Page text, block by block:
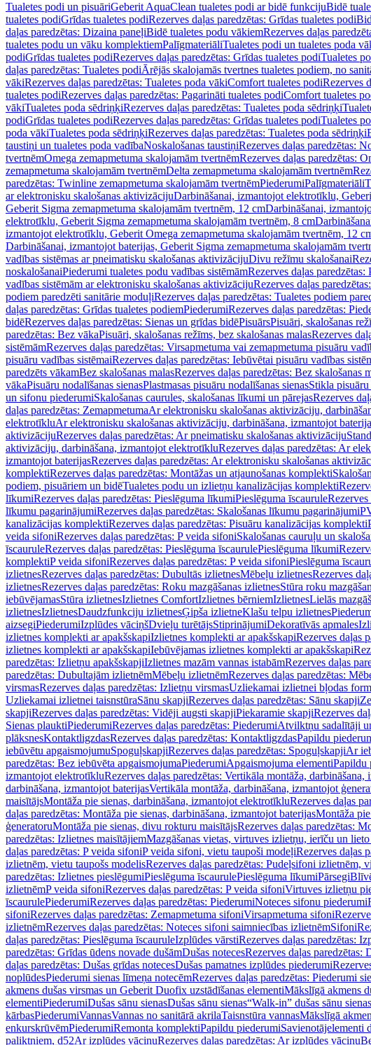
Tualetes podi un pisuāriGeberit AquaClean tualetes podi ar bidē funkcijuBidē
tualetes podiGrīdas tualetes podiRezerves daļas paredzētas: Grīdas tualetes podi
daļas paredzētas: Dizaina paneļiBidē tualetes podu vākiemRezerves daļas
tualetes podu un vāku komplektiemPalīgmateriāliTualetes podi un tualetes poda
podiGrīdas tualetes podiRezerves daļas paredzētas: Grīdas tualetes podiTualetes
daļas paredzētas: Tualetes podiĀrējās skalojamās tvertnes tualetes podiem, no
vākiRezerves daļas paredzētas: Tualetes poda vākiComfort tualetes podiRezerves
tualetes podiRezerves daļas paredzētas: Pagarināti tualetes podiComfort tualetes
vākiTualetes poda sēdriņķiRezerves daļas paredzētas: Tualetes poda sēdriņķi
podiGrīdas tualetes podiRezerves daļas paredzētas: Grīdas tualetes podiTualetes
poda vākiTualetes poda sēdriņķiRezerves daļas paredzētas: Tualetes poda sēdriņķi
taustiņi un tualetes poda vadībaNoskalošanas taustiņiRezerves daļas paredzētas:
tvertnēmOmega zemapmetuma skalojamām tvertnēmRezerves daļas paredzētas:
zemapmetuma skalojamām tvertnēmDelta zemapmetuma skalojamām tvertnēm
paredzētas: Twinline zemapmetuma skalojamām tvertnēmPiederumiPalīgmateriāli
ar elektronisku skalošanas aktivizācijuDarbināšanai, izmantojot elektrotīklu,
Geberit Sigma zemapmetuma skalojamām tvertnēm, 12 cmDarbināšanai,
elektrotīklu, Geberit Sigma zemapmetuma skalojamām tvertnēm, 8 cm
izmantojot elektrotīklu, Geberit Omega zemapmetuma skalojamām tvertnēm, 12
Darbināšanai, izmantojot baterijas, Geberit Sigma zemapmetuma skalojamām
vadības sistēmas ar pneimatisku skalošanas aktivizācijuDivu režīmu skalošanai
noskalošanaiPiederumi tualetes podu vadības sistēmāmRezerves daļas
vadības sistēmām ar elektronisku skalošanas aktivizācijuRezerves daļas
podiem paredzēti sanitārie moduļiRezerves daļas paredzētas: Tualetes podiem
daļas paredzētas: Grīdas tualetes podiemPiederumiRezerves daļas paredzētas:
bidēRezerves daļas paredzētas: Sienas un grīdas bidēPisuārsPisuāri, skalošanas
paredzētas: Bez vākaPisuāri, skalošanas režīms, bez skalošanas malasRezerves
sistēmāmRezerves daļas paredzētas: Virsapmetuma vai zemapmetuma pisuāru
pisuāru vadības sistēmaiRezerves daļas paredzētas: Iebūvētai pisuāru vadības
paredzēts vākamBez skalošanas malasRezerves daļas paredzētas: Bez skalošanas
vākaPisuāru nodalīšanas sienasPlastmasas pisuāru nodalīšanas sienasStikla pisuāru
un sifonu piederumiSkalošanas caurules, skalošanas līkumi un pārejasRezerves
daļas paredzētas: ZemapmetumaAr elektronisku skalošanas aktivizāciju,
elektrotīkluAr elektronisku skalošanas aktivizāciju, darbināšana, izmantojot
aktivizācijuRezerves daļas paredzētas: Ar pneimatisku skalošanas aktivizāciju
aktivizāciju, darbināšana, izmantojot elektrotīkluRezerves daļas paredzētas: Ar
izmantojot baterijasRezerves daļas paredzētas: Ar elektronisku skalošanas
komplektiRezerves daļas paredzētas: Montāžas un atjaunošanas komplekti
podiem, pisuāriem un bidēTualetes podu un izlietņu kanalizācijas komplekti
līkumiRezerves daļas paredzētas: Pieslēguma līkumiPieslēguma īscauruleRezerves
līkumu pagarinājumiRezerves daļas paredzētas: Skalošanas līkumu pagarinājumi
kanalizācijas komplektiRezerves daļas paredzētas: Pisuāru kanalizācijas komplekti
veida sifoniRezerves daļas paredzētas: P veida sifoniSkalošanas cauruļu un
īscauruleRezerves daļas paredzētas: Pieslēguma īscaurulePieslēguma līkumi
komplektiP veida sifoniRezerves daļas paredzētas: P veida sifoniPieslēguma
izlietnesRezerves daļas paredzētas: Dubultās izlietnesMēbeļu izlietnesRezerves
izlietnesRezerves daļas paredzētas: Roku mazgāšanas izlietnesStūra roku
iebūvējamasStūra izlietnesIzlietnes ComfortIzlietnes bērniemIzlietnesLielās
izlietnesIzlietnesDaudzfunkciju izlietnesĢipša izlietneKlašu telpu izlietnes
aizsegiPiederumiIzplūdes vāciņšDvieļu turētājsStiprinājumiDekoratīvās apmales
izlietnes komplekti ar apakšskapiIzlietnes komplekti ar apakšskapiRezerves daļas
izlietnes komplekti ar apakšskapiIebūvējamas izlietnes komplekti ar apakšskapi
paredzētas: Izlietņu apakšskapjiIzlietnes mazām vannas istabāmRezerves daļas
paredzētas: Dubultajām izlietnēmMēbeļu izlietnēmRezerves daļas paredzētas:
virsmasRezerves daļas paredzētas: Izlietņu virsmasUzliekamai izlietnei bļodas
Uzliekamai izlietnei taisnstūraSānu skapjiRezerves daļas paredzētas: Sānu skapji
skapjiRezerves daļas paredzētas: Vidēji augsti skapjiPiekaramie skapjiRezerves
Sienas plauktiPiederumiRezerves daļas paredzētas: PiederumiAtvilktņu sadalītāji
plāksnesKontaktligzdasRezerves daļas paredzētas: KontaktligzdasPapildu
iebūvētu apgaismojumuSpoguļskapjiRezerves daļas paredzētas: SpoguļskapjiAr
paredzētas: Bez iebūvēta apgaismojumaPiederumiApgaismojuma elementiPapildu
izmantojot elektrotīkluRezerves daļas paredzētas: Vertikāla montāža,
darbināšana, izmantojot baterijasVertikāla montāža, darbināšana, izmantojot
maisītājsMontāža pie sienas, darbināšana, izmantojot elektrotīkluRezerves daļas
daļas paredzētas: Montāža pie sienas, darbināšana, izmantojot baterijasMontāža
ģeneratoruMontāža pie sienas, divu rokturu maisītājsRezerves daļas paredzētas:
paredzētas: Izlietnes maisītājiemMazgāšanas vietas, virtuves izlietņu, ierīču un
daļas paredzētas: P veida sifoniP veida sifoni, vietu taupoši modeļiRezerves daļas
izlietnēm, vietu taupošs modelisRezerves daļas paredzētas: Pudeļsifoni izlietnēm,
paredzētas: Izlietnes pieslēgumiPieslēguma īscaurulePieslēguma līkumiPārsegi
izlietnēmP veida sifoniRezerves daļas paredzētas: P veida sifoniVirtuves izlietņu
īscaurulePiederumiRezerves daļas paredzētas: PiederumiNoteces sifonu piederumi
sifoniRezerves daļas paredzētas: Zemapmetuma sifoniVirsapmetuma sifoni
izlietnēmRezerves daļas paredzētas: Noteces sifoni saimniecības izlietnēmSifoni
daļas paredzētas: Pieslēguma īscauruleIzplūdes vārstiRezerves daļas paredzētas:
paredzētas: Grīdas ūdens novade dušāmDušas notecesRezerves daļas paredzētas:
daļas paredzētas: Dušas grīdas notecesDušas pamatnes izplūdes piederumi
noplūdesPiederumi sienas līmeņa notecēmRezerves daļas paredzētas: Piederumi
akmens dušas virsmas un Geberit Duofix uzstādīšanas elementiMākslīgā akmens
elementiPiederumiDušas sānu sienasDušas sānu sienas“Walk-in” dušas sānu sienas
kārbasPiederumiVannasVannas no sanitārā akrilaTaisnstūra vannasMākslīgā
enkurskrūvēmPiederumiRemonta komplektiPapildu piederumiSavienotājelementi
paliktņiem, d52Ar izplūdes vāciņuRezerves daļas paredzētas: Ar izplūdes vāciņu